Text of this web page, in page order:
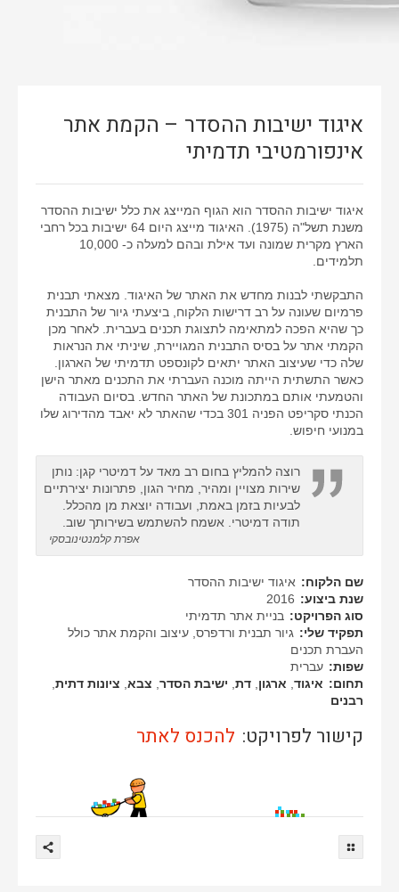
איגוד ישיבות ההסדר – הקמת אתר
אינפורמטיבי תדמיתי
איגוד ישיבות ההסדר הוא הגוף המייצג את כלל ישיבות ההסדר
משנת תשל"ה (1975). האיגוד מייצג היום 64 ישיבות בכל רחבי
הארץ מקרית שמונה ועד אילת ובהם למעלה כ- 10,000
תלמידים.
התבקשתי לבנות מחדש את האתר של האיגוד. מצאתי תבנית
פרמיום שעונה על רב דרישות הלקוח, ביצעתי גיור של התבנית
כך שהיא הפכה למתאימה לתצוגת תכנים בעברית. לאחר מכן
הקמתי אתר על בסיס התבנית המגויירת, שיניתי את הנראות
שלה כדי שעיצוב האתר יתאים לקונספט תדמיתי של הארגון.
כאשר התשתית הייתה מוכנה העברתי את התכנים מאתר הישן
והטמעתי אותם במתכונת של האתר החדש. בסיום העבודה
הכנתי סקריפט הפניה 301 בכדי שהאתר לא יאבד מהדירוג שלו
במנועי חיפוש.
רוצה להמליץ בחום רב מאד על דמיטרי קגן: נותן
שירות מצויין ומהיר, מחיר הגון, פתרונות יצירתיים
לבעיות בזמן באמת, ועבודה יוצאת מן מהכלל.
תודה דמיטרי. אשמח להשתמש בשירותך שוב.
אפרת קלמנטינובסקי
שם הלקוח: איגוד ישיבות ההסדר
שנת ביצוע:
סוג הפרויקט: בניית אתר תדמיתי
תפקיד שלי: גיור תבנית ורדפרס, עיצוב והקמת אתר כולל
העברת תכנים
שפות: עברית
תחום: איגוד, ארגון, דת, ישיבת הסדר, צבא, ציונות דתית,
רבנים
קישור לפרויקט: להכנס לאתר